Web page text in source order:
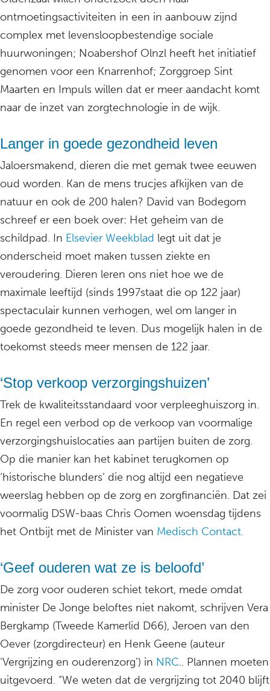
ontmoetingsactiviteiten in een in aanbouw zijnd
complex met levensloopbestendige sociale
huurwoningen; Noabershof Olnzl heeft het initiatief
genomen voor een Knarrenhof; Zorggroep Sint
Maarten en Impuls willen dat er meer aandacht komt
naar de inzet van zorgtechnologie in de wijk.
Langer in goede gezondheid leven
Jaloersmakend, dieren die met gemak twee eeuwen
oud worden. Kan de mens trucjes afkijken van de
natuur en ook de 200 halen? David van Bodegom
schreef er een boek over: Het geheim van de
schildpad. In Elsevier Weekblad legt uit dat je
onderscheid moet maken tussen ziekte en
veroudering. Dieren leren ons niet hoe we de
maximale leeftijd (sinds 1997staat die op 122 jaar)
spectaculair kunnen verhogen, wel om langer in
goede gezondheid te leven. Dus mogelijk halen in de
toekomst steeds meer mensen de 122 jaar.
‘Stop verkoop verzorgingshuizen’
Trek de kwaliteitsstandaard voor verpleeghuiszorg in.
En regel een verbod op de verkoop van voormalige
verzorgingshuislocaties aan partijen buiten de zorg.
Op die manier kan het kabinet terugkomen op
‘historische blunders’ die nog altijd een negatieve
weerslag hebben op de zorg en zorgfinanciën. Dat zei
voormalig DSW-baas Chris Oomen woensdag tijdens
het Ontbijt met de Minister van Medisch Contact.
‘Geef ouderen wat ze is beloofd’
De zorg voor ouderen schiet tekort, mede omdat
minister De Jonge beloftes niet nakomt, schrijven Vera
Bergkamp (Tweede Kamerlid D66), Jeroen van den
Oever (zorgdirecteur) en Henk Geene (auteur
‘Vergrijzing en ouderenzorg’) in NRC.. Plannen moeten
uitgevoerd. “We weten dat de vergrijzing tot 2040 blijft